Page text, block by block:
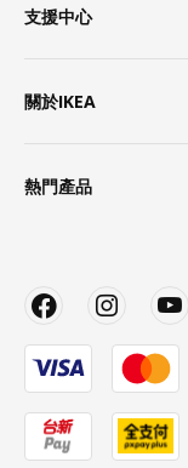
支援中心
關於IKEA
熱門產品